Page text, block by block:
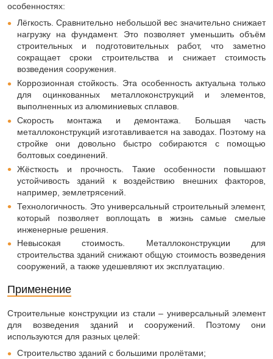
особенностях:
Лёгкость. Сравнительно небольшой вес значительно снижает
нагрузку на фундамент. Это позволяет уменьшить объём
строительных и подготовительных работ, что заметно
сокращает сроки строительства и снижает стоимость
возведения сооружения.
Коррозионная стойкость. Эта особенность актуальна только
для оцинкованных металлоконструкций и элементов,
выполненных из алюминиевых сплавов.
Скорость монтажа и демонтажа. Большая часть
металлоконструкций изготавливается на заводах. Поэтому на
стройке они довольно быстро собираются с помощью
болтовых соединений.
Жёсткость и прочность. Такие особенности повышают
устойчивость зданий к воздействию внешних факторов,
например, землетрясений.
Технологичность. Это универсальный строительный элемент,
который позволяет воплощать в жизнь самые смелые
инженерные решения.
Невысокая стоимость. Металлоконструкции для
строительства зданий снижают общую стоимость возведения
сооружений, а также удешевляют их эксплуатацию.
Применение
Строительные конструкции из стали – универсальный элемент
для возведения зданий и сооружений. Поэтому они
используются для разных целей:
Строительство зданий с большими пролётами;